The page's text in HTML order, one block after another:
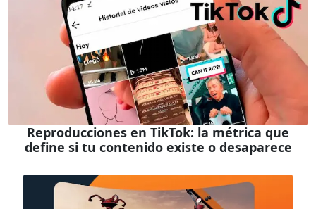
Reproducciones en TikTok: la métrica que
define si tu contenido existe o desaparece